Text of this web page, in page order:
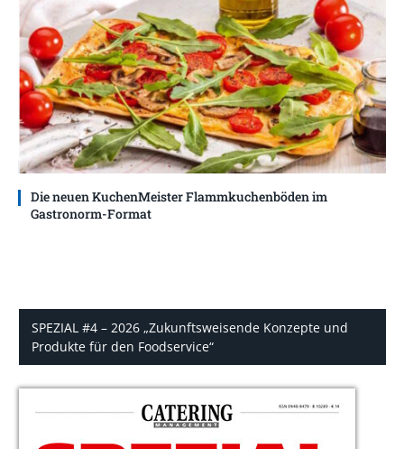
Die neuen KuchenMeister Flammkuchenböden im
Gastronorm-Format
SPEZIAL #4 – 2026 „Zukunftsweisende Konzepte und
Produkte für den Foodservice“